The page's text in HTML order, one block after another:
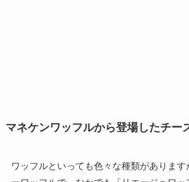
マネケンワッフルから登場したチー
ワッフルといっても色々な種類がありま